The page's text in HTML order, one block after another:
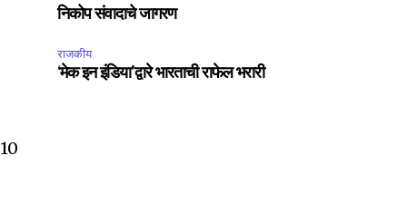
75
Followers
निकोप संवादाचे जागरण
राजकीय
‘मेक इन इंडिया’द्वारे भारताची राफेल भरारी